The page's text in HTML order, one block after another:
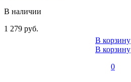
В наличии
1 279 руб.
В корзину
В корзину
0